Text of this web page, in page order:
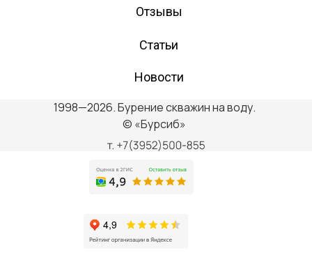
Отзывы
Статьи
Новости
1998—2026. Бурение скважин на воду.
© «Бурсиб»